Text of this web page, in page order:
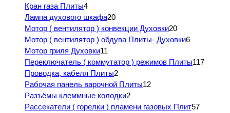
Кран газа Плиты4
Лампа духового шкафа20
Мотор ( вентилятор ) конвекции Духовки20
Мотор ( вентилятор ) обдува Плиты- Духовки6
Мотор гриля Духовки11
Переключатель ( коммутатор ) режимов Плиты117
Проводка, кабеля Плиты2
Рабочая панель варочной Плиты12
Разъёмы клеммные колодки2
Рассекатели ( горелки ) пламени газовых Плит57